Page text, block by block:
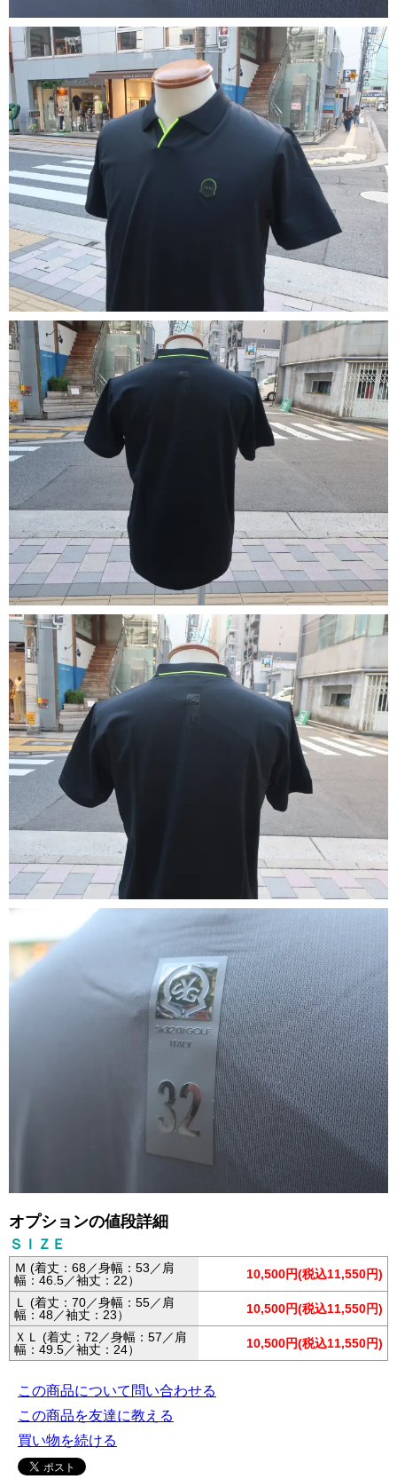
オプションの値段詳細
ＳＩＺＥ
Ｍ (着丈：68／身幅：53／肩
幅：46.5／袖丈：22）
10,500円(税込11,550円)
Ｌ (着丈：70／身幅：55／肩
幅：48／袖丈：23）
10,500円(税込11,550円)
ＸＬ (着丈：72／身幅：57／肩
幅：49.5／袖丈：24）
10,500円(税込11,550円)
この商品について問い合わせる
この商品を友達に教える
買い物を続ける